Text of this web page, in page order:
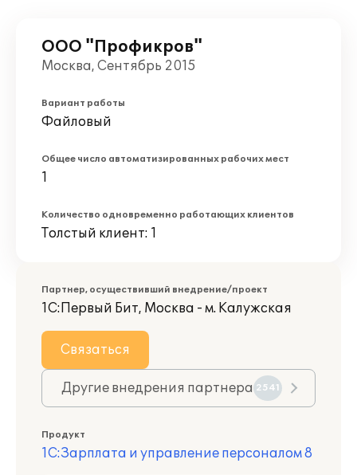
ООО "Профикров"
Москва, Сентябрь 2015
Вариант работы
Файловый
Общее число автоматизированных рабочих мест
1
Количество одновременно работающих клиентов
Толстый клиент: 1
Партнер, осуществивший внедрение/проект
1С:Первый Бит, Москва - м. Калужская
Связаться
Другие внедрения партнера 2541
Продукт
1С:Зарплата и управление персоналом 8